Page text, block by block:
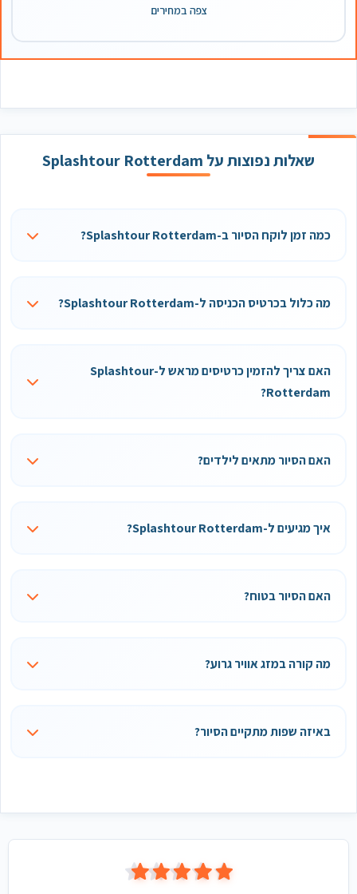
צפה במחירים
שאלות נפוצות על Splashtour Rotterdam
כמה זמן לוקח הסיור ב-Splashtour Rotterdam?
מה כלול בכרטיס הכניסה ל-Splashtour Rotterdam?
האם צריך להזמין כרטיסים מראש ל-Splashtour
Rotterdam?
האם הסיור מתאים לילדים?
איך מגיעים ל-Splashtour Rotterdam?
האם הסיור בטוח?
מה קורה במזג אוויר גרוע?
באיזה שפות מתקיים הסיור?